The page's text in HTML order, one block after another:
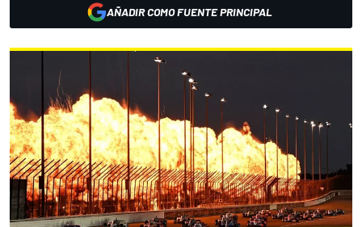
AÑADIR COMO FUENTE PRINCIPAL